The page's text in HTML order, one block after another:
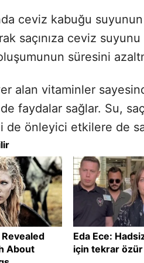
ceviz kabuğu
saçınıza ceviz
süresini
alan vitaminler
faydalar sağlar. Su,
de önleyici etkilere de